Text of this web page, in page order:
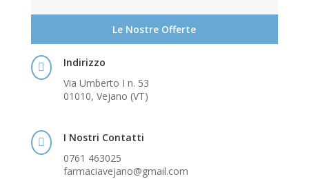
Le Nostre Offerte

Indirizzo
Via Umberto I n. 53
01010, Vejano (VT)

I Nostri Contatti
0761 463025
farmaciavejano@gmail.com